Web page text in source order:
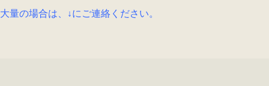
大量の場合は、↓にご連絡ください。